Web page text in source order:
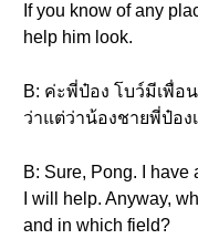
If you know of any
help him look.
B: ค่ะพี่ป๋อง โบว์มีเพื่อ
ว่าแต่ว่าน้องชายพี่ป๋อง
B: Sure, Pong. I have
I will help. Anyway,
and in which field?